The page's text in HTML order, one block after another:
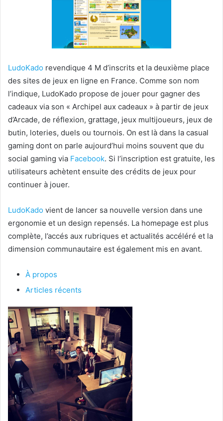
LudoKado revendique 4 M d’inscrits et la deuxième place
des sites de jeux en ligne en France. Comme son nom
l’indique, LudoKado propose de jouer pour gagner des
cadeaux via son « Archipel aux cadeaux » à partir de jeux
d’Arcade, de réflexion, grattage, jeux multijoueurs, jeux de
butin, loteries, duels ou tournois. On est là dans la casual
gaming dont on parle aujourd’hui moins souvent que du
social gaming via Facebook. Si l’inscription est gratuite, les
utilisateurs achètent ensuite des crédits de jeux pour
continuer à jouer.
LudoKado vient de lancer sa nouvelle version dans une
ergonomie et un design repensés. La homepage est plus
complète, l’accés aux rubriques et actualités accéléré et la
dimension communautaire est également mis en avant.
À propos
Articles récents